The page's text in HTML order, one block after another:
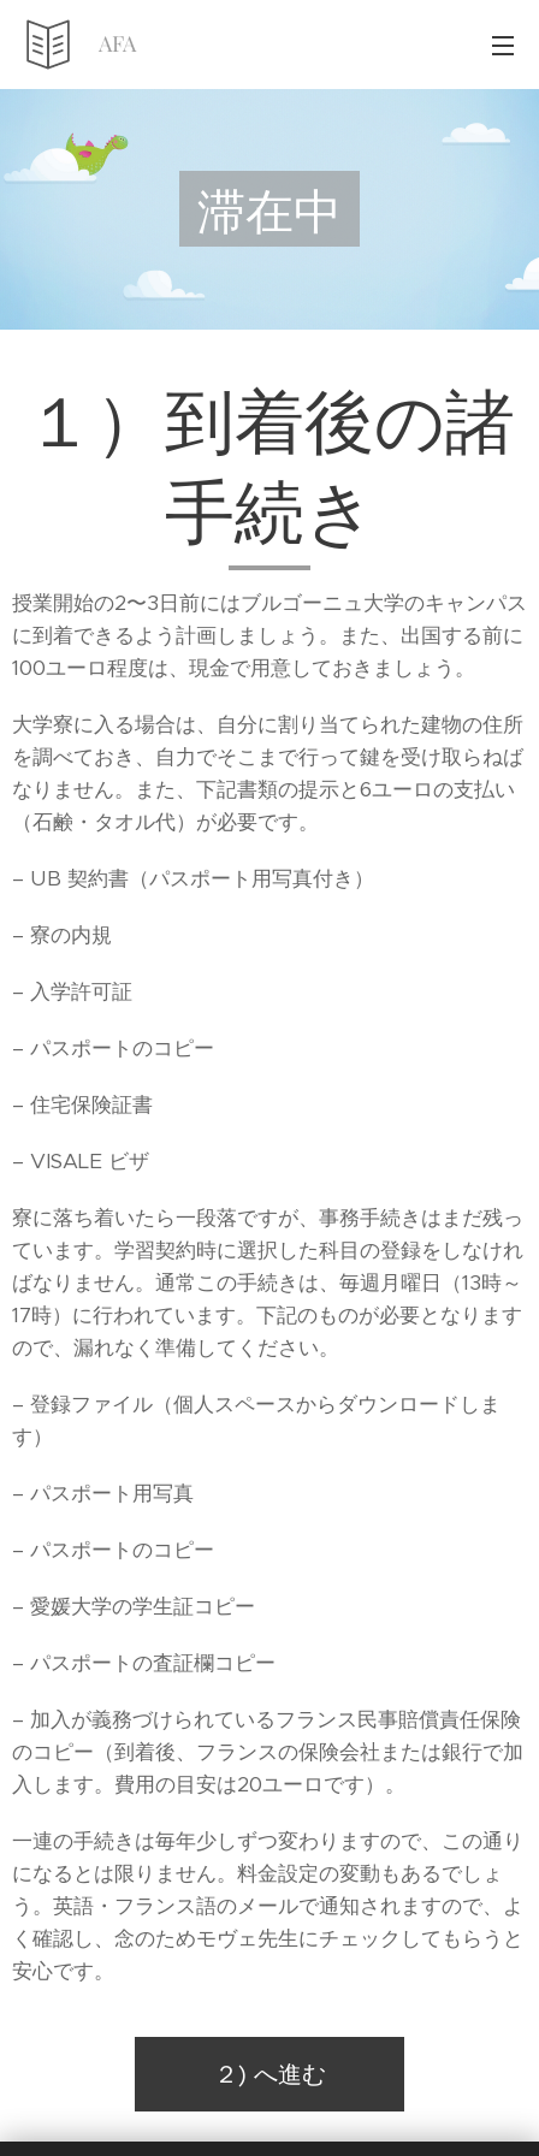
AFA
滞在中
１）到着後の諸
手続き
授業開始の2〜3日前にはブルゴーニュ大学のキャンパス
に到着できるよう計画しましょう。また、出国する前に
100ユーロ程度は、現金で用意しておきましょう。
大学寮に入る場合は、自分に割り当てられた建物の住所
を調べておき、自力でそこまで行って鍵を受け取らねば
なりません。また、下記書類の提示と6ユーロの支払い
（石鹸・タオル代）が必要です。
– UB 契約書（パスポート用写真付き）
– 寮の内規
– 入学許可証
– パスポートのコピー
– 住宅保険証書
– VISALE ビザ
寮に落ち着いたら一段落ですが、事務手続きはまだ残っ
ています。学習契約時に選択した科目の登録をしなけれ
ばなりません。通常この手続きは、毎週月曜日（13時～
17時）に行われています。下記のものが必要となります
ので、漏れなく準備してください。
– 登録ファイル（個人スペースからダウンロードしま
す）
– パスポート用写真
– パスポートのコピー
– 愛媛大学の学生証コピー
– パスポートの査証欄コピー
– 加入が義務づけられているフランス民事賠償責任保険
のコピー（到着後、フランスの保険会社または銀行で加
入します。費用の目安は20ユーロです）。
一連の手続きは毎年少しずつ変わりますので、この通り
になるとは限りません。料金設定の変動もあるでしょ
う。英語・フランス語のメールで通知されますので、よ
く確認し、念のためモヴェ先生にチェックしてもらうと
安心です。
２) へ進む